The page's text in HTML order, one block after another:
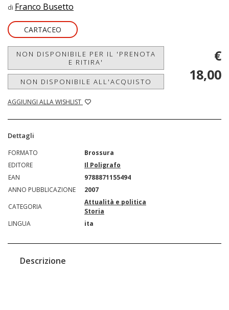
di Franco Busetto
CARTACEO
NON DISPONIBILE PER IL 'PRENOTA
E RITIRA'
NON DISPONIBILE ALL'ACQUISTO
AGGIUNGI ALLA WISHLIST
€
18,00
Dettagli
FORMATO
Brossura
EDITORE
Il Poligrafo
EAN
9788871155494
ANNO PUBBLICAZIONE
2007
CATEGORIA
Attualità e politica
Storia
LINGUA
ita
Descrizione